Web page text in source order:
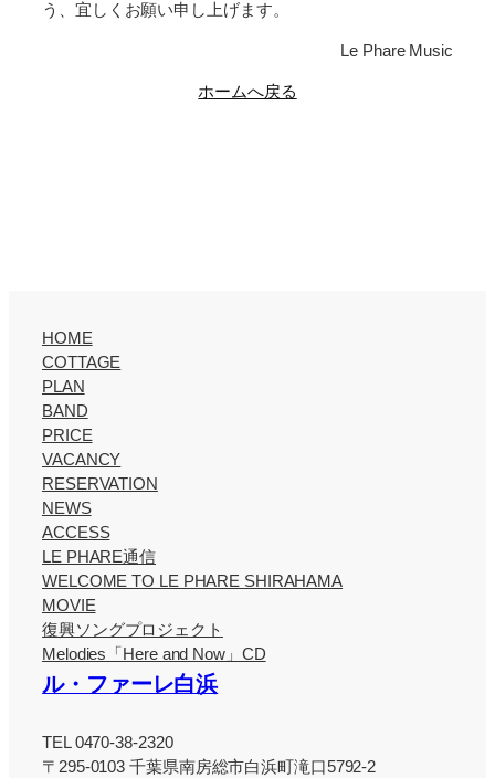
う、宜しくお願い申し上げます。
Le Phare Music
ホームへ戻る
HOME
COTTAGE
PLAN
BAND
PRICE
VACANCY
RESERVATION
NEWS
ACCESS
LE PHARE通信
WELCOME TO LE PHARE SHIRAHAMA
MOVIE
復興ソングプロジェクト
Melodies「Here and Now」CD
ル・ファーレ白浜
TEL 0470-38-2320
〒295-0103 千葉県南房総市白浜町滝口5792-2